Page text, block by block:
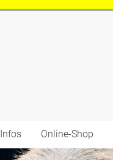
Infos Online-Shop